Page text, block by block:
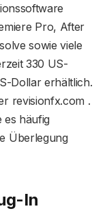
Pro, After
sowie viele
330 US-
Dollar erhältlich.
revisionfx.com .
es häufig
Überlegung
In